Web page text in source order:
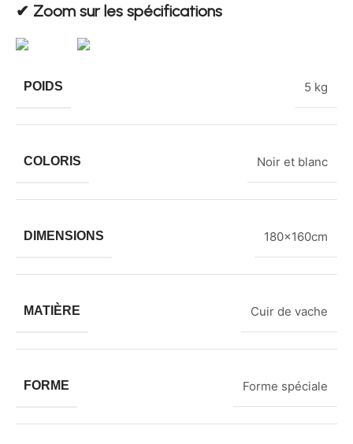
✔︎ Zoom sur les spécifications
POIDS 5 kg
COLORIS Noir et blanc
DIMENSIONS 180x160cm
MATIÈRE Cuir de vache
FORME Forme spéciale